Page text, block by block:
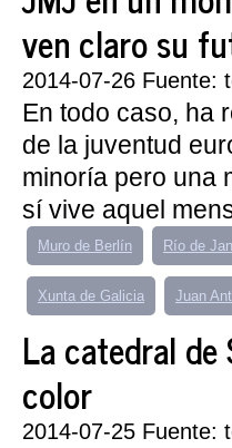
ven claro su
2014-07-26 Fuente:
En todo caso, ha
de la juventud
minoría pero una
sí vive aquel
Muro de Berlín Río de
Xunta de Galicia Juan
La catedral
color
2014-07-25 Fuente: